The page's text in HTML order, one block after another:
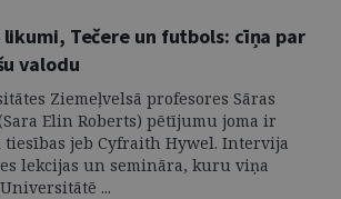
likumi, Tečere un futbols: cīņa par
valodu
Ziemeļvelsā profesores Sāras
Elin Roberts) pētījumu joma ir
jeb Cyfraith Hywel. Intervija
lekcijas un semināra, kuru viņa
...